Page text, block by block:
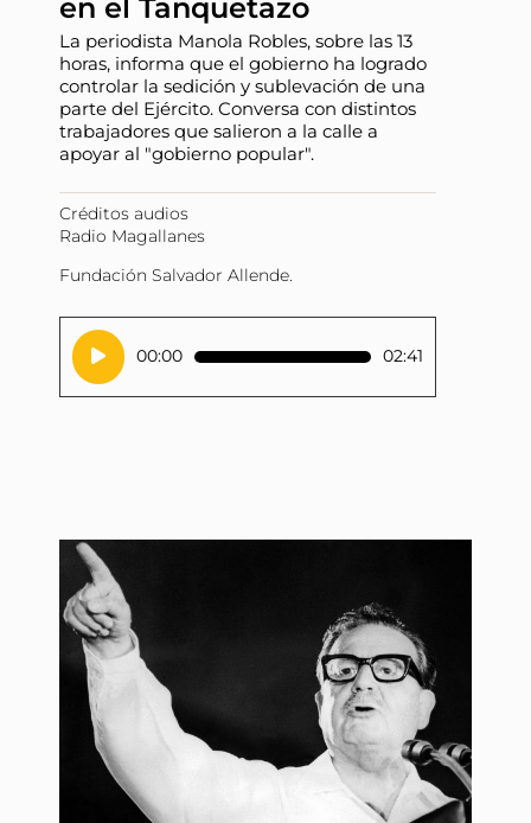
en el Tanquetazo
La periodista Manola Robles, sobre las 13
horas, informa que el gobierno ha logrado
controlar la sedición y sublevación de una
parte del Ejército. Conversa con distintos
trabajadores que salieron a la calle a
apoyar al "gobierno popular".
Créditos audios
Radio Magallanes
Fundación Salvador Allende.
Reproductor
de
audio
00:00 02:41